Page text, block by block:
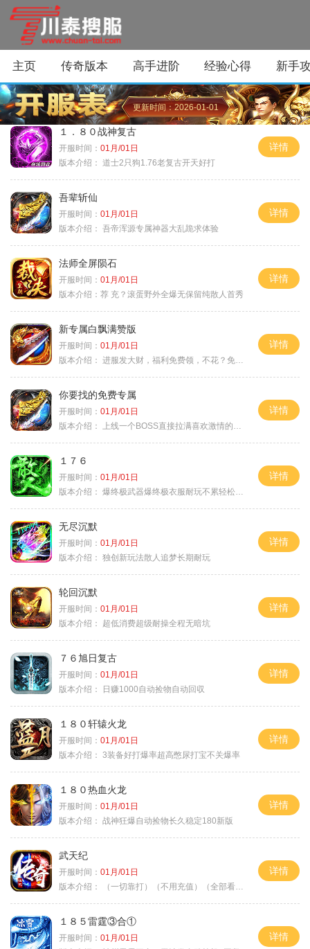
主页 传奇版本 高手进阶 经验心得 新手
更新时间：2026-01-01
１．８０战神复古
开服时间： 01月/01日
版本介绍： 道士2只狗1.76老复古开天好打
详情
吾辈斩仙
开服时间： 01月/01日
版本介绍： 吾帝浑源专属神器大乱跪求体验
详情
法师全屏陨石
开服时间： 01月/01日
版本介绍： 荐 充？滚蛋野外全爆无保留纯散人首秀
详情
新专属白飘满赞版
开服时间： 01月/01日
版本介绍： 进服发大财，福利免费领，不花？免费通关！
详情
你要找的免费专属
开服时间： 01月/01日
版本介绍：
上线一个BOSS直接拉满喜欢激情的朋友进
详情
１７６
开服时间： 01月/01日
版本介绍： 爆终极武器爆终极衣服耐玩不累轻松满级
详情
无尽沉默
开服时间： 01月/01日
版本介绍： 独创新玩法散人追梦长期耐玩
详情
轮回沉默
开服时间： 01月/01日
版本介绍：
超低消费超级耐操全程无暗坑
详情
７６旭日复古
开服时间： 01月/01日
版本介绍：
日赚1000自动捡物自动回収
详情
１８０轩辕火龙
开服时间： 01月/01日
版本介绍： 3装备好打爆率超高憋尿打宝不关爆率
详情
１８０热血火龙
开服时间： 01月/01日
版本介绍： 战神狂爆自动捡物长久稳定180新版
详情
武天纪
开服时间： 01月/01日
版本介绍：
（一切靠打）（不用充值）（全部看脸）
详情
１８５雷霆③合①
开服时间： 01月/01日
详情